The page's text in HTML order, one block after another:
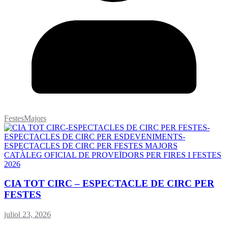
FestesMajors
CATÀLEG OFICIAL DE PROVEÏDORS PER FIRES I FESTES
2026
CIA TOT CIRC – ESPECTACLE DE CIRC PER
FESTES
juliol 23, 2026